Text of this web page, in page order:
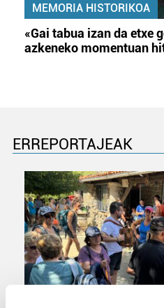
MEMORIA HISTORIKOA
«Gai tabua izan da etxe
azkeneko momentuan
ERREPORTAJEAK